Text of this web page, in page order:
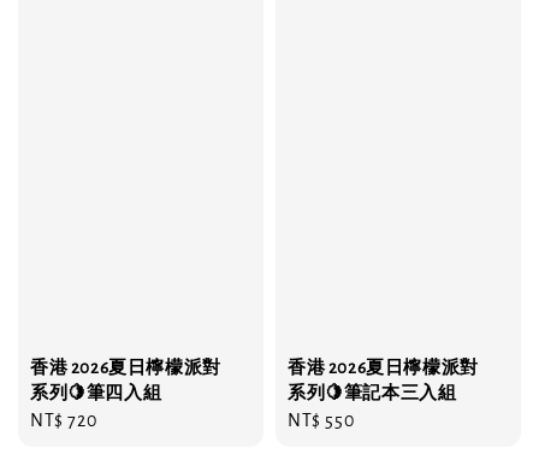
香港 2026夏日檸檬派對
系列🍋筆四入組
Regular
NT$ 720
香港 2026夏日檸檬派對
系列🍋筆記本三入組
Regular
NT$ 550